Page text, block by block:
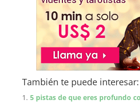
También te puede interesar:
5 pistas de que eres profundo